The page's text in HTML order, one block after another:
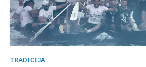
TRADICIJA